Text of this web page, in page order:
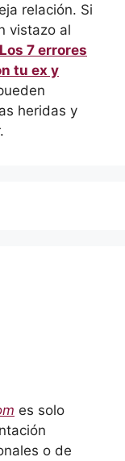
relación. Si
vistazo al
7 errores
tu ex y
heridas y
es solo
o de